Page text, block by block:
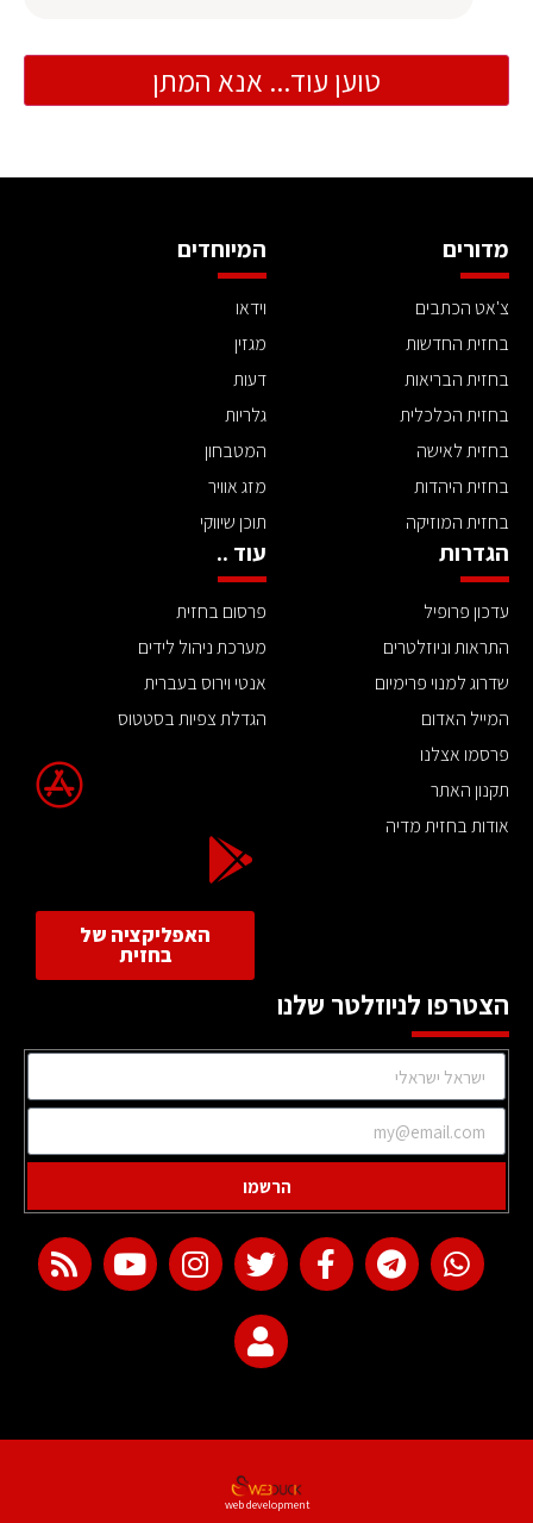
טוען עוד... אנא המתן
מדורים
צ'אט הכתבים
בחזית החדשות
בחזית הבריאות
בחזית הכלכלית
בחזית לאישה
בחזית היהדות
בחזית המוזיקה
המיוחדים
וידאו
מגזין
דעות
גלריות
המטבחון
מזג אוויר
תוכן שיווקי
הגדרות
עדכון פרופיל
התראות וניוזלטרים
שדרוג למנוי פרימיום
המייל האדום
פרסמו אצלנו
תקנון האתר
אודות בחזית מדיה
עוד ..
פרסום בחזית
מערכת ניהול לידים
אנטי וירוס בעברית
הגדלת צפיות בסטטוס
האפליקציה של
בחזית
הצטרפו לניוזלטר שלנו
הרשמו
web development